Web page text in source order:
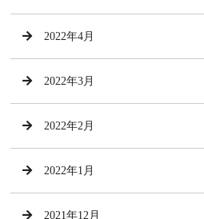
2022年4月
2022年3月
2022年2月
2022年1月
2021年12月